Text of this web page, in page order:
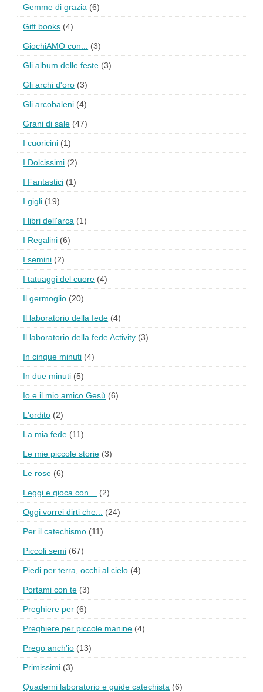
Gemme di grazia (6)
Gift books (4)
GiochiAMO con... (3)
Gli album delle feste (3)
Gli archi d'oro (3)
Gli arcobaleni (4)
Grani di sale (47)
I cuoricini (1)
I Dolcissimi (2)
I Fantastici (1)
I gigli (19)
I libri dell'arca (1)
I Regalini (6)
I semini (2)
I tatuaggi del cuore (4)
Il germoglio (20)
Il laboratorio della fede (4)
Il laboratorio della fede Activity (3)
In cinque minuti (4)
In due minuti (5)
Io e il mio amico Gesù (6)
L'ordito (2)
La mia fede (11)
Le mie piccole storie (3)
Le rose (6)
Leggi e gioca con… (2)
Oggi vorrei dirti che... (24)
Per il catechismo (11)
Piccoli semi (67)
Piedi per terra, occhi al cielo (4)
Portami con te (3)
Preghiere per (6)
Preghiere per piccole manine (4)
Prego anch'io (13)
Primissimi (3)
Quaderni laboratorio e guide catechista (6)